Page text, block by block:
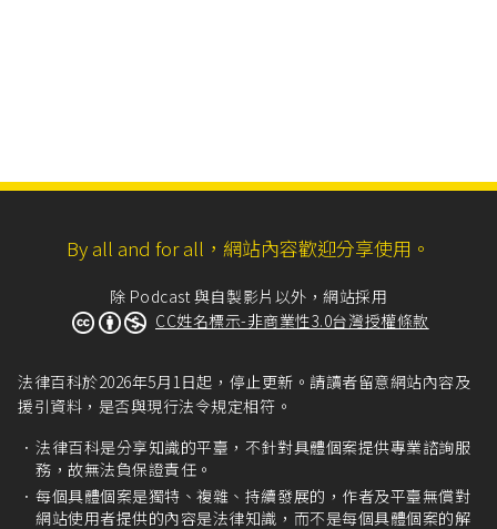
By all and for all，網站內容歡迎分享使用。
除 Podcast 與自製影片以外，網站採用
CC姓名標示-非商業性3.0台灣授權條款
法律百科於2026年5月1日起，停止更新。請讀者留意網站內容及
援引資料，是否與現行法令規定相符。
法律百科是分享知識的平臺，不針對具體個案提供專業諮詢服
務，故無法負保證責任。
每個具體個案是獨特、複雜、持續發展的，作者及平臺無償對
網站使用者提供的內容是法律知識，而不是每個具體個案的解